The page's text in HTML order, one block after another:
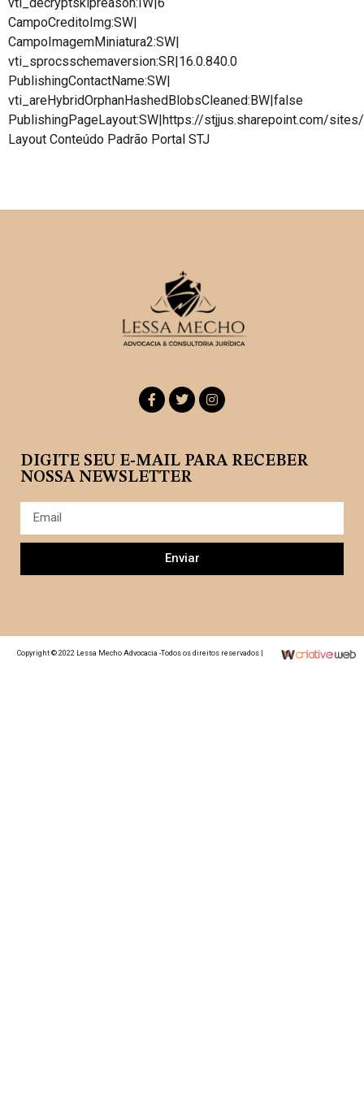
CampoCreditoImg:SW|
CampoImagemMiniatura2:SW|
vti_sprocsschemaversion:SR|16.0.840.0
PublishingContactName:SW|
vti_areHybridOrphanHashedBlobsCleaned:BW|false
PublishingPageLayout:SW|https://stjjus.sharepoint.com/
Layout Conteúdo Padrão Portal STJ
DIGITE SEU E-MAIL PARA RECEBER
NOSSA NEWSLETTER
Enviar
Copyright © 2022 Lessa Mecho Advocacia -Todos os direitos reservados |